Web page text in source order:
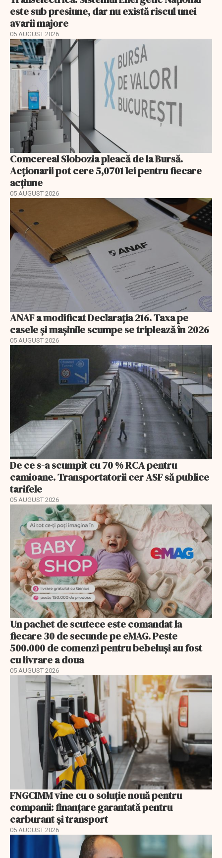
este sub presiune, dar nu există riscul unei
avarii majore
05 AUGUST 2026
Comcereal Slobozia pleacă de la Bursă.
Acționarii pot cere 5,0701 lei pentru fiecare
acțiune
05 AUGUST 2026
ANAF a modificat Declarația 216. Taxa pe
casele și mașinile scumpe se triplează în 2026
05 AUGUST 2026
De ce s-a scumpit cu 70 % RCA pentru
camioane. Transportatorii cer ASF să publice
tarifele
05 AUGUST 2026
Un pachet de scutece este comandat la
fiecare 30 de secunde pe eMAG. Peste
500.000 de comenzi pentru bebeluși au fost
cu livrare a doua
05 AUGUST 2026
FNGCIMM vine cu o soluție nouă pentru
companii: finanțare garantată pentru
carburant și transport
05 AUGUST 2026